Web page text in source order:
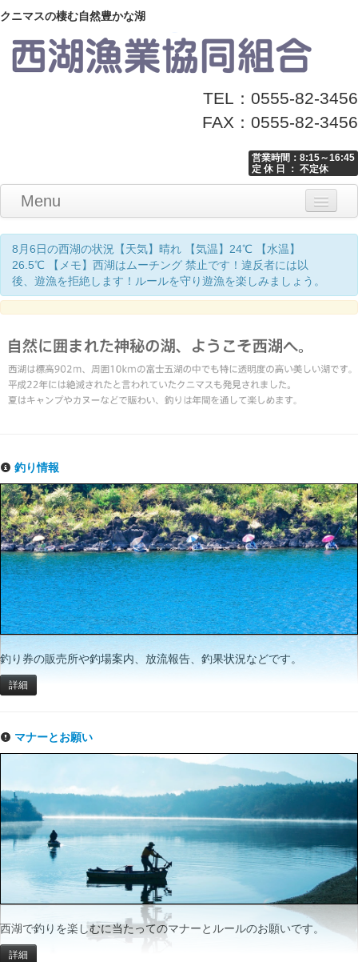
クニマスの棲む自然豊かな湖
TEL：0555-82-3456
FAX：0555-82-3456
営業時間：8:15～16:45
定 休 日 ： 不定休
Menu
Home
釣り情報
マナーとお願い
クニマス展示館
漁協からのお知らせ
お問い合わせ
8月6日の西湖の状況【天気】晴れ 【気温】24℃ 【水温】
26.5℃ 【メモ】西湖はムーチング 禁止です！違反者には以
後、遊漁を拒絶します！ルールを守り遊漁を楽しみましょう。
釣り情報
釣り券の販売所や釣場案内、放流報告、釣果状況などです。
詳細
マナーとお願い
西湖で釣りを楽しむに当たってのマナーとルールのお願いです。
詳細